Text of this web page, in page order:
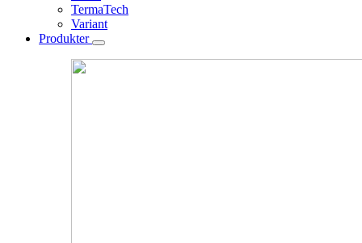
TermaTech
Variant
Produkter